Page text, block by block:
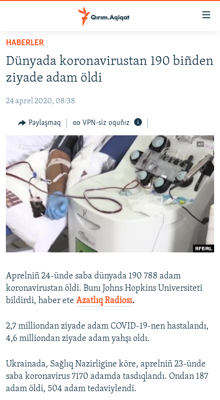
Esas
qaytmaq
Baş
navigatsiyağa
qaytmaq
qaytmaq
SİYASET
İQTİSADİYAT
CEMİYET
MEDENİYET
İNSAN AQLARI
VİDEO
SÜRET
BLOGLAR
FİKİR
Русский
Українською
QOŞULIÑIZ!
RFE/RS bütün saytları
HABERLER
Dünyada koronavirustan 190 biñden
ziyade adam öldi
24 aprel 2020, 08:38
Paylaşmaq VPN-siz oquñız
Aprelniñ 24-ünde saba dünyada 190 788 adam
koronavirustan öldi. Bunı Johns Hopkins Universiteti
bildirdi, haber ete Azatlıq Radiosı.
2,7 milliondan ziyade adam COVID-19-nen hastalandı,
4,6 milliondan ziyade adam yahşı oldı.
Ukrainada, Sağlıq Nazirligine köre, aprelniñ 23-ünde
saba koronavirus 7170 adamda tasdıqlandı. Ondan 187
adam öldi, 504 adam tedaviylendi.